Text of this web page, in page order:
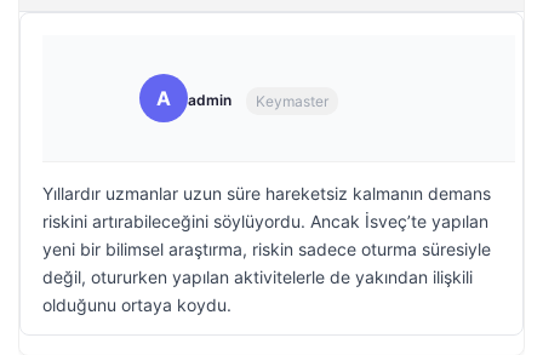
A admin Keymaster
Yıllardır uzmanlar uzun süre hareketsiz kalmanın demans
riskini artırabileceğini söylüyordu. Ancak İsveç’te yapılan
yeni bir bilimsel araştırma, riskin sadece oturma süresiyle
değil, otururken yapılan aktivitelerle de yakından ilişkili
olduğunu ortaya koydu.